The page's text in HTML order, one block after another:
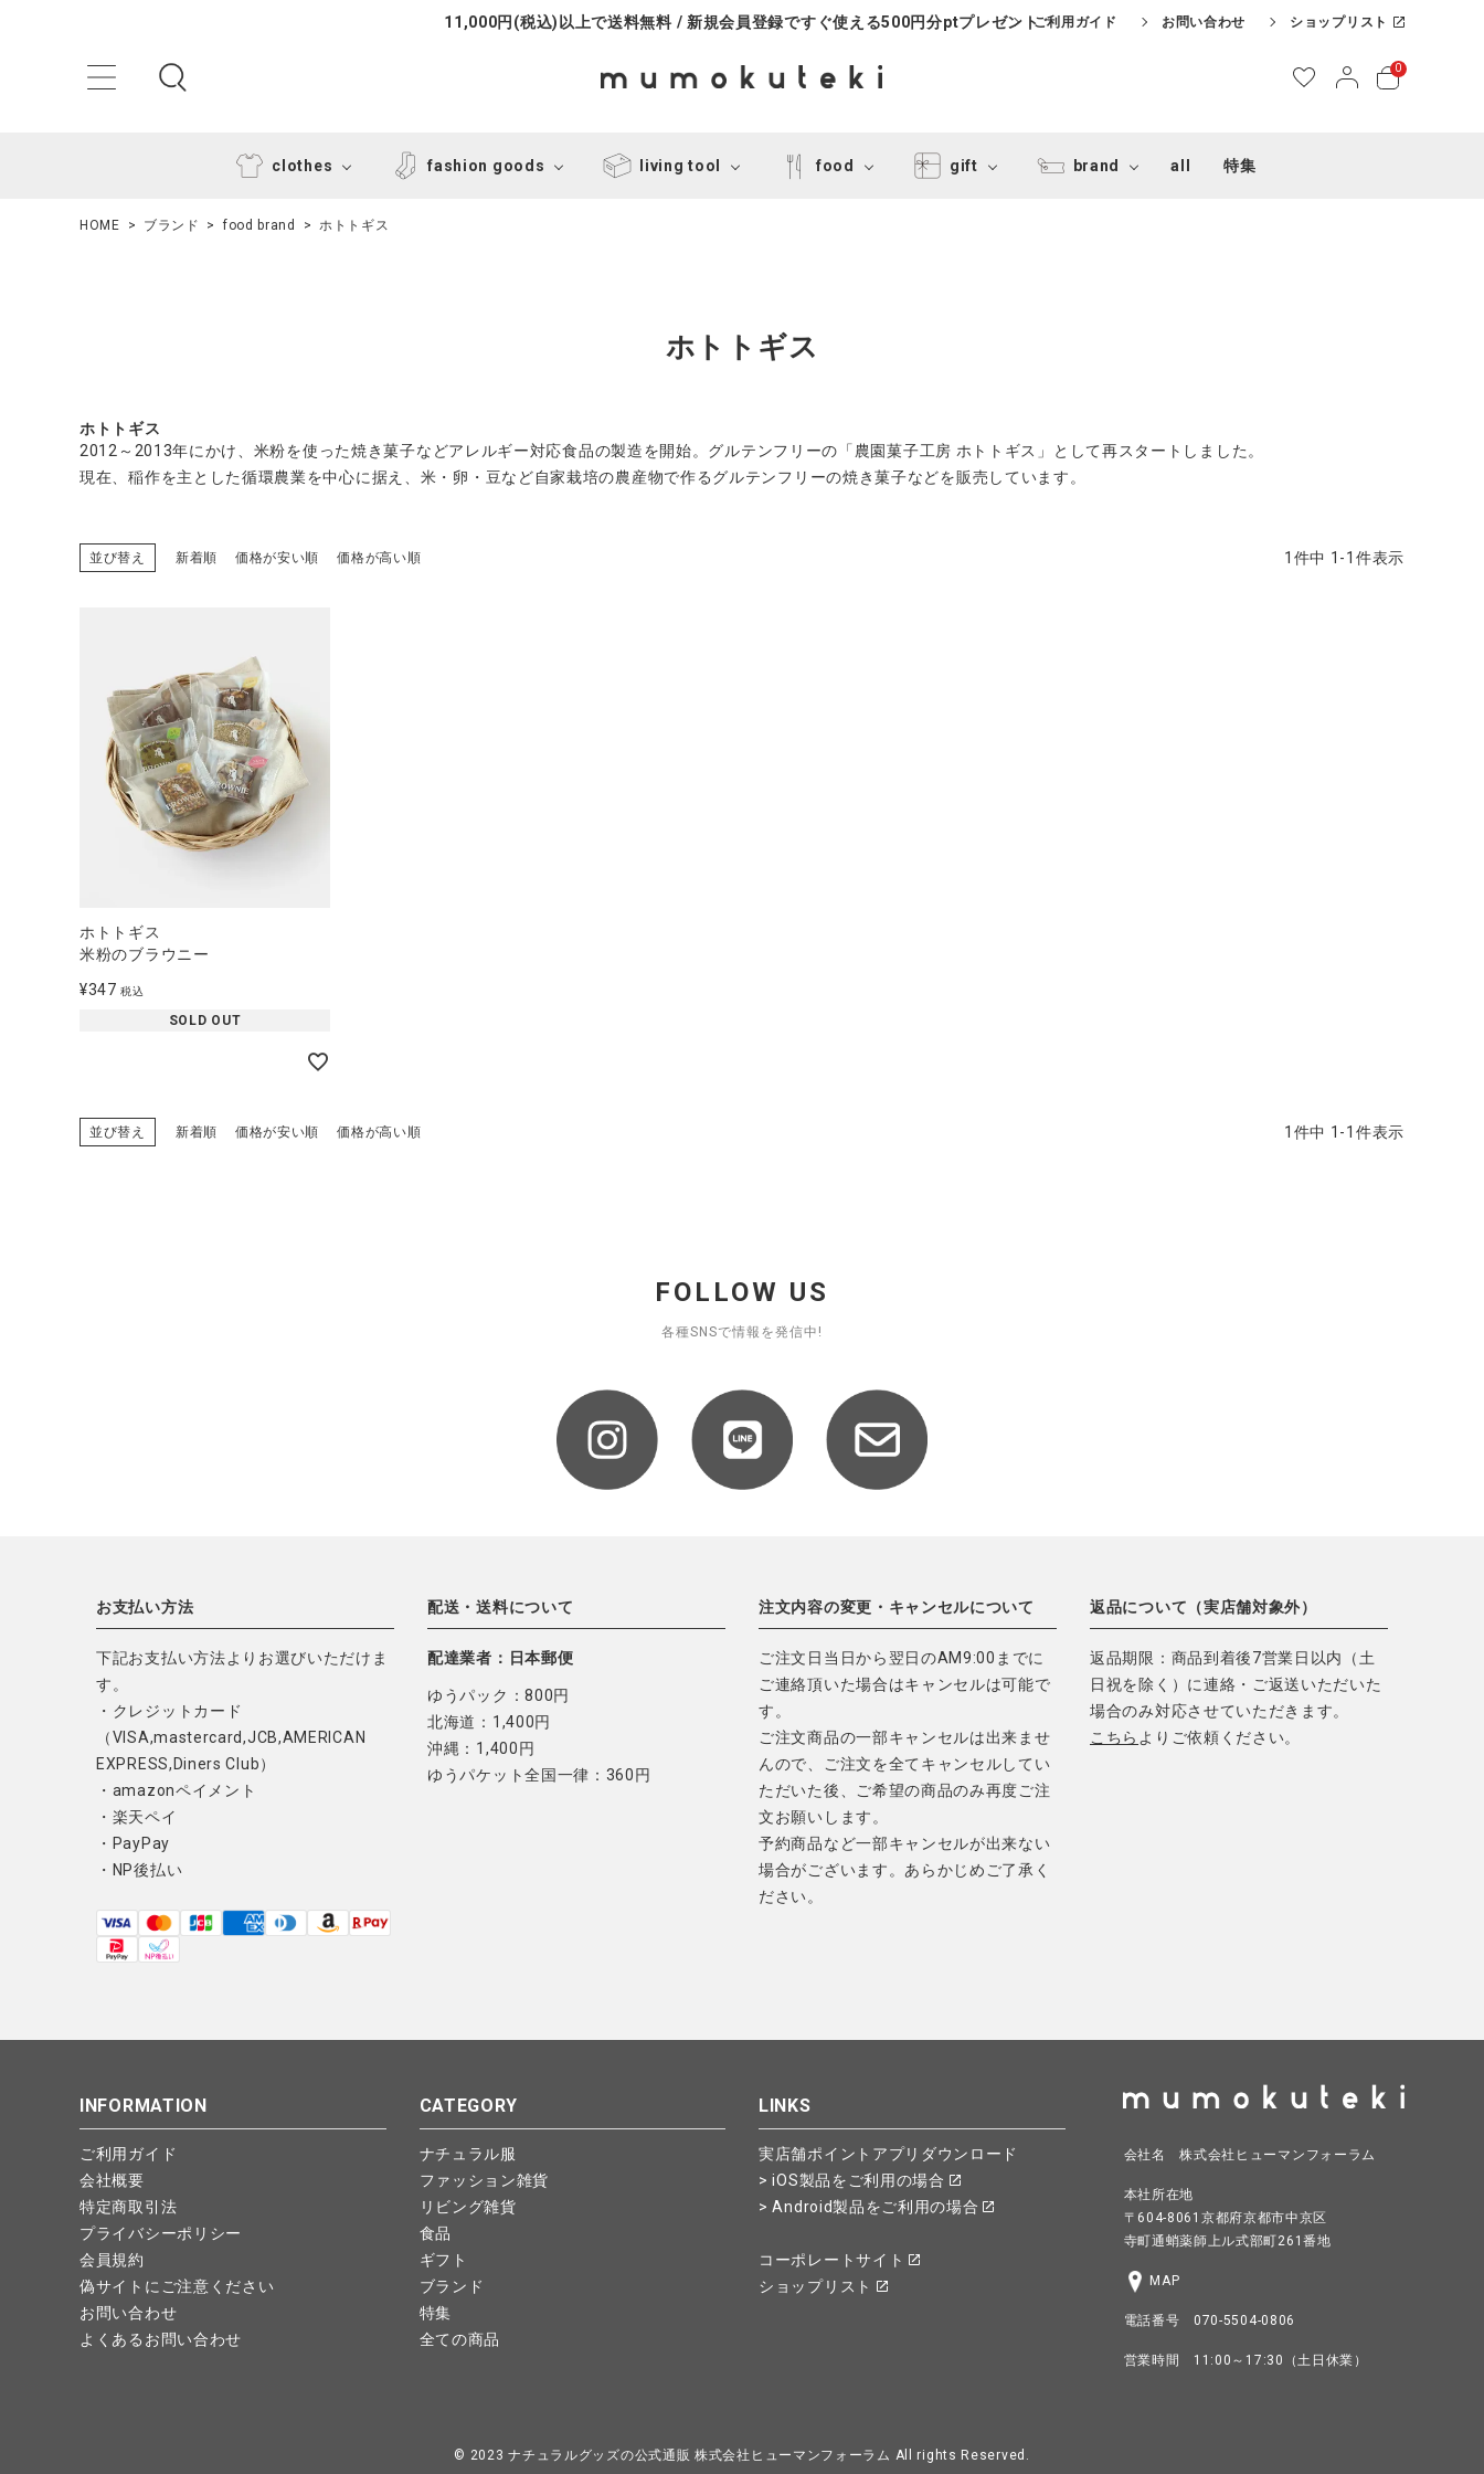
11,000円(税込)以上で送料無料 / 新規会員登録ですぐ使える500円分ptプレゼントご利用ガイド お問い合わせ ショップリスト
0
clothes fashion goods living tool food gift brand all 特集
ようこそ ゲスト 様
ナチュラル服
ファッション雑貨
生活雑貨
ギフト
ブランド
HOME ブランド food brand ホトトギス
ホトトギス
ホトトギス
2012～2013年にかけ、米粉を使った焼き菓子などアレルギー対応食品の製造を開始。グルテンフリーの「農園菓子工房 ホトトギス」として再スタートしました。
現在、稲作を主とした循環農業を中心に据え、米・卵・豆など自家栽培の農産物で作るグルテンフリーの焼き菓子などを販売しています。
並び替え 新着順 価格が安い順 価格が高い順 1 件中 1 -1 件表示
ホトトギス
米粉のブラウニー
¥347 税込
SOLD OUT
並び替え 新着順 価格が安い順 価格が高い順 1 件中 1 -1 件表示
FOLLOW US
各種SNSで情報を発信中!
お支払い方法
下記お支払い方法よりお選びいただけま
す。
・クレジットカード
（VISA,mastercard,JCB,AMERICAN
EXPRESS,Diners Club）
・amazonペイメント
・楽天ペイ
・PayPay
・NP後払い
配送・送料について
配達業者：日本郵便
ゆうパック：800円
北海道：1,400円
沖縄：1,400円
ゆうパケット全国一律：360円
注文内容の変更・キャンセルについて
ご注文日当日から翌日のAM9:00までに
ご連絡頂いた場合はキャンセルは可能で
す。
ご注文商品の一部キャンセルは出来ませ
んので、ご注文を全てキャンセルしてい
ただいた後、ご希望の商品のみ再度ご注
文お願いします。
予約商品など一部キャンセルが出来ない
場合がございます。あらかじめご了承く
ださい。
返品について（実店舗対象外）
返品期限：商品到着後7営業日以内（土
日祝を除く）に連絡・ご返送いただいた
場合のみ対応させていただきます。
こちら よりご依頼ください。
INFORMATION
ご利用ガイド
会社概要
特定商取引法
プライバシーポリシー
会員規約
偽サイトにご注意ください
お問い合わせ
よくあるお問い合わせ
CATEGORY
ナチュラル服
ファッション雑貨
リビング雑貨
食品
ギフト
ブランド
特集
全ての商品
LINKS
実店舗ポイントアプリダウンロード
> iOS製品をご利用の場合
> Android製品をご利用の場合
コーポレートサイト
ショップリスト
会社名 株式会社ヒューマンフォーラム
本社所在地
〒604-8061京都府京都市中京区
寺町通蛸薬師上ル式部町261番地
MAP
電話番号 070-5504-0806
営業時間 11:00～17:30（土日休業）
© 2023ナチュラルグッズの公式通販 株式会社ヒューマンフォーラム All rights Reserved.